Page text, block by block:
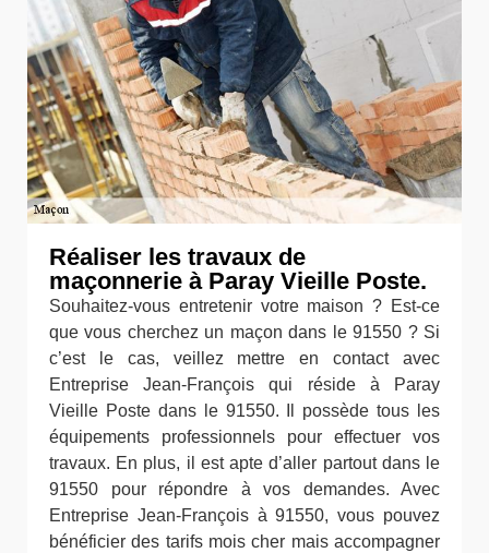
Réaliser les travaux de
maçonnerie à Paray Vieille Poste.
Souhaitez-vous entretenir votre maison ? Est-ce
que vous cherchez un maçon dans le 91550 ? Si
c’est le cas, veillez mettre en contact avec
Entreprise Jean-François qui réside à Paray
Vieille Poste dans le 91550. Il possède tous les
équipements professionnels pour effectuer vos
travaux. En plus, il est apte d’aller partout dans le
91550 pour répondre à vos demandes. Avec
Entreprise Jean-François à 91550, vous pouvez
bénéficier des tarifs mois cher mais accompagner